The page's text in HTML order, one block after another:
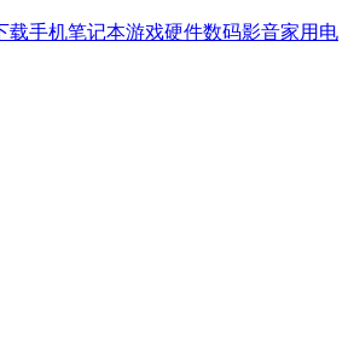
载手机笔记本游戏硬件数码影音家用电